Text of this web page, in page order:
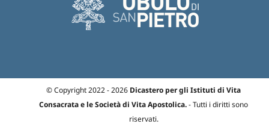
© Copyright 2022 - 2026 Dicastero per gli Istituti di Vita
Consacrata e le Società di Vita Apostolica.- Tutti i diritti sono
riservati.